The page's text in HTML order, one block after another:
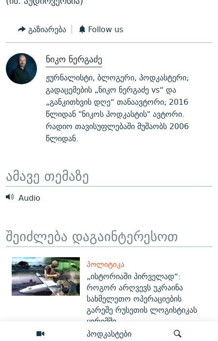
ᲛᲝᲚᲐᲞᲐᲠᲐᲙᲔ ᲢᲔᲥᲡᲢᲔᲑᲘ
ᲨᲘᲜ - ᲣᲪᲮᲝᲔᲗᲨᲘ
ᲚᲘᲢᲔᲠᲐᲢᲣᲠᲣᲚᲘ ᲬᲐᲮᲜᲐᲒᲔᲑᲘ
ᲐᲛᲔᲠᲘᲙᲣᲚᲘ ᲛᲝᲗᲮᲠᲝᲑᲐ
ᲘᲛᲞᲔᲠᲘᲐ ᲓᲐ ᲠᲐᲓᲘᲝ
ᲩᲔᲛᲘ ᲡᲘᲙᲕᲓᲘᲚᲘᲡ ᲛᲘᲖᲔᲖᲘᲐ COVID-19
11 ᲬᲔᲚᲘ - 11 ᲐᲛᲑᲐᲕᲘ
ᲡᲐᲞᲐᲠᲚᲐᲛᲔᲜᲢᲝ ᲐᲠᲩᲔᲕᲜᲔᲑᲘᲡ ᲘᲡᲢᲝᲠᲘᲐ
ᲑᲐᲕᲨᲕᲔᲑᲘ ᲞᲠᲝᲡᲢᲘᲢᲣᲪᲘᲐᲨᲘ - ᲐᲛᲝᲣᲗᲥᲛᲔᲚᲘ ᲐᲛᲑᲐᲕᲘ
5 ᲐᲛᲑᲐᲕᲘ - 20 ᲘᲕᲜᲘᲡᲡ ᲓᲐᲨᲐᲕᲔᲑᲣᲚᲔᲑᲘ
ᲐᲒᲕᲘᲡᲢᲝᲡ ᲝᲛᲘ
ПРИВЕТ ᲙᲣᲚᲢᲣᲠᲐ
ᲒᲐᲛᲝᲘᲬᲔᲠᲔ
რთე/რთ-ის ყველა საიტი
პოდკასტები
გაზიარება Follow us
ნიკო ნერგაძე
ჟურნალისტი, ბლოგერი, პოდკასტერი;
გადაცემების „ნიკო ნერგაძე vs“ და
„განკითხვის დღე“ თანაავტორი; 2016
წლიდან "ნიკოს პოდკასტის" ავტორი.
რადიო თავისუფლებაში მუშაობს 2006
წლიდან.
ამავე თემაზე
Audio
შეიძლება დაგაინტერესოთ
ᲞᲝᲚᲘᲢᲘᲙᲐ
„ისტორიაში პირველად“:
როგორ არღვევს უკრაინა
სახმელეთო ოპერაციების
გარეშე რუსეთის ლოგისტიკას
ყირიმში